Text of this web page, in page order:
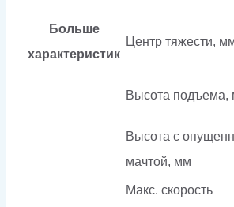
Больше
характеристик
Центр тяжести,
Высота подъема,
Высота с
мачтой, мм
Макс. скорость